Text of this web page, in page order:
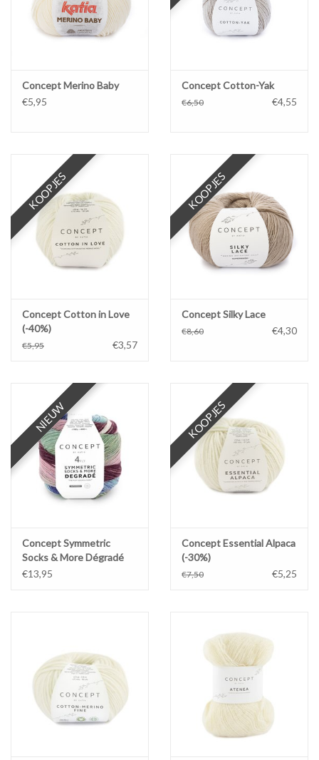
Concept Merino Baby
€5,95
Concept Cotton-Yak
€6,50 €4,55
KOOPJES
Concept Cotton in Love
(-40%)
€5,95 €3,57
KOOPJES
Concept Silky Lace
€8,60 €4,30
NIEUW
NIEUW
Concept Symmetric
Socks & More Dégradé
€13,95
KOOPJES
Concept Essential Alpaca
(-30%)
€7,50 €5,25